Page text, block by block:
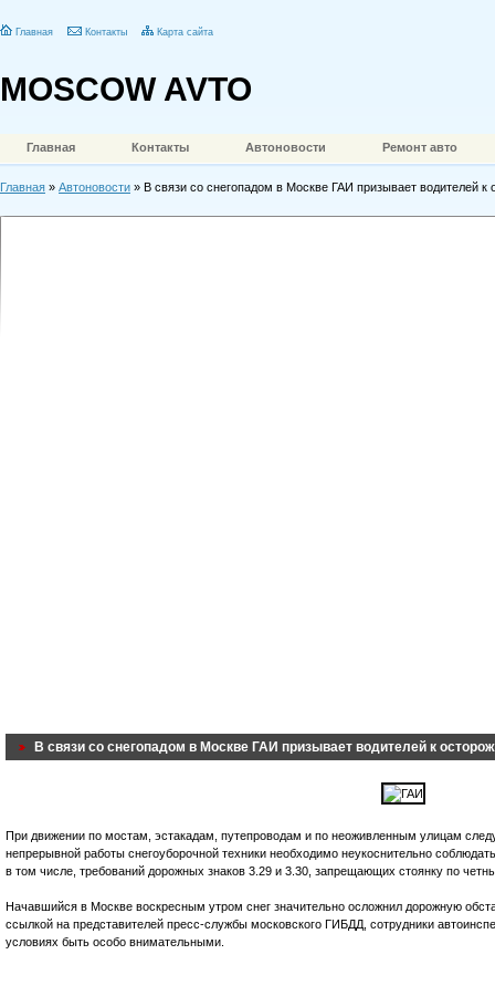
Главная Контакты Карта сайта
MOSCOW AVTO
Главная Контакты Автоновости Ремонт авто
Главная » Автоновости » В связи со снегопадом в Москве ГАИ призывает водителей к
В связи со снегопадом в Москве ГАИ призывает водителей к
При движении по мостам, эстакадам, путепроводам и по неоживленным улицам
непрерывной работы снегоуборочной техники необходимо неукоснительно
в том числе, требований дорожных знаков 3.29 и 3.30, запрещающих стоянку по
Начавшийся в Москве воскресным утром снег значительно осложнил дорожную
ссылкой на представителей пресс-службы московского ГИБДД, сотрудники
условиях быть особо внимательными.